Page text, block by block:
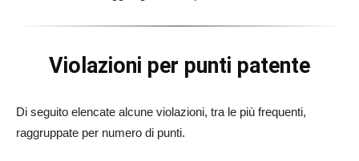
Violazioni per punti patente
Di seguito elencate alcune violazioni, tra le più frequenti,
raggruppate per numero di punti.